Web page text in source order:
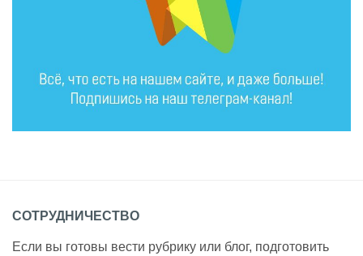
СОТРУДНИЧЕСТВО
Если вы готовы вести рубрику или блог, подготовить